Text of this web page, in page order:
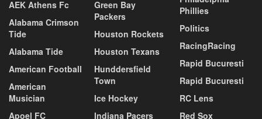
AEK Athens Fc
Alabama Crimson
Tide
Alabama Tide
American Football
American
Musician
Apoel FC
Green Bay
Packers
Houston Rockets
Houston Texans
Hunddersfield
Town
Ice Hockey
Indiana Pacers
Phillies
Politics
RacingRacing
Rapid Bucuresti
Rapid Bucuresti
RC Lens
Red Sox